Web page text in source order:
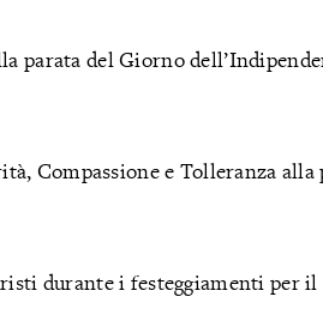
parata del Giorno
Compassione e Tolleranza alla
durante i festeggiamenti per il